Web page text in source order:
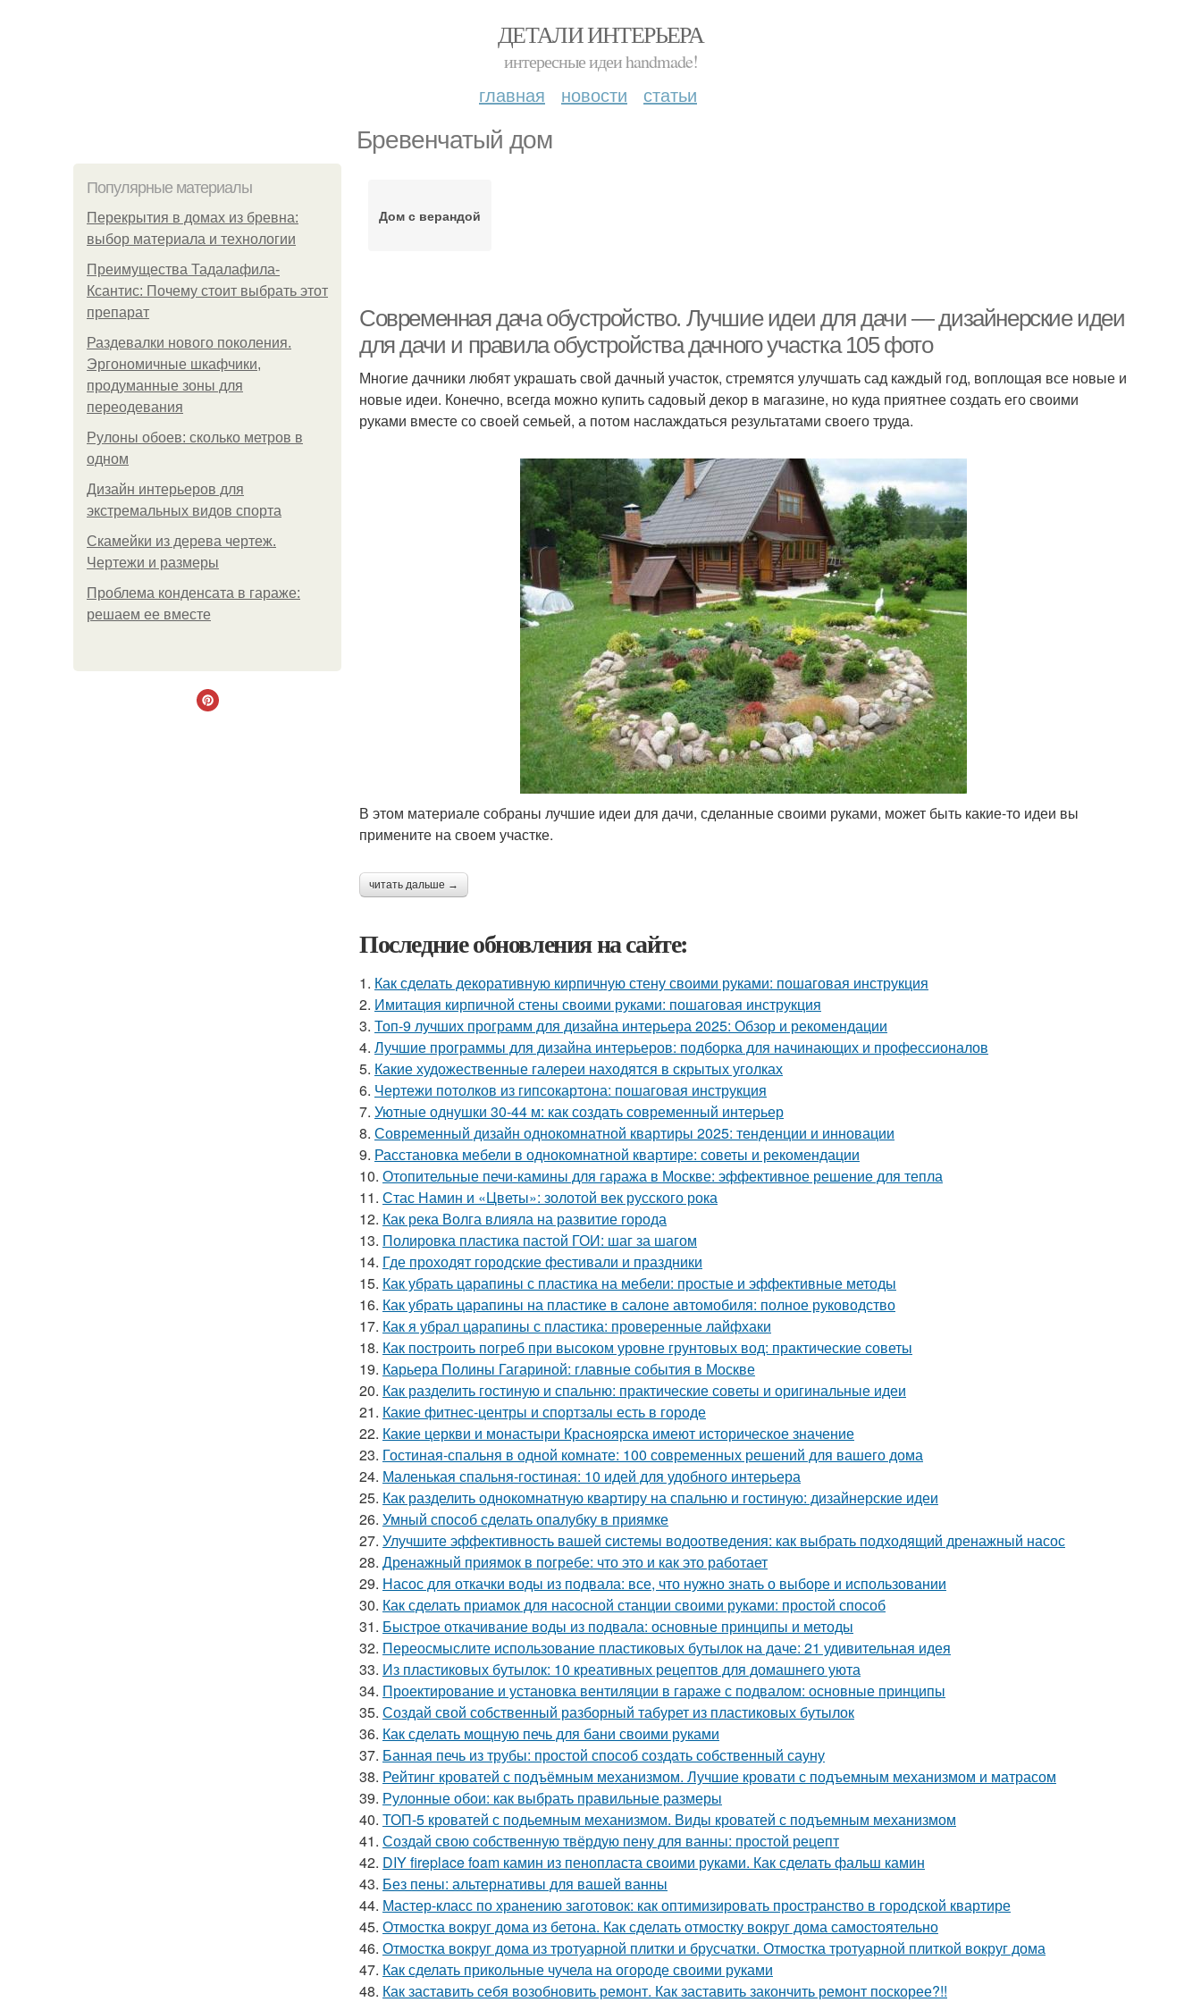
ДЕТАЛИ ИНТЕРЬЕРА
интересные идеи handmade!
главная новости статьи
Бревенчатый дом
Популярные материалы
Перекрытия в домах из бревна:
выбор материала и технологии
Преимущества Тадалафила-
Ксантис: Почему стоит выбрать этот
препарат
Раздевалки нового поколения.
Эргономичные шкафчики,
продуманные зоны для
переодевания
Рулоны обоев: сколько метров в
одном
Дизайн интерьеров для
экстремальных видов спорта
Скамейки из дерева чертеж.
Чертежи и размеры
Проблема конденсата в гараже:
решаем ее вместе
Дом с верандой
Современная дача обустройство. Лучшие идеи для дачи — дизайнерские идеи
для дачи и правила обустройства дачного участка 105 фото
Многие дачники любят украшать свой дачный участок, стремятся улучшать сад каждый год, воплощая все новые и
новые идеи. Конечно, всегда можно купить садовый декор в магазине, но куда приятнее создать его своими
руками вместе со своей семьей, а потом наслаждаться результатами своего труда.
В этом материале собраны лучшие идеи для дачи, сделанные своими руками, может быть какие-то идеи вы
примените на своем участке.
читать дальше →
Последние обновления на сайте:
1. Как сделать декоративную кирпичную стену своими руками: пошаговая инструкция
2. Имитация кирпичной стены своими руками: пошаговая инструкция
3. Топ-9 лучших программ для дизайна интерьера 2025: Обзор и рекомендации
4. Лучшие программы для дизайна интерьеров: подборка для начинающих и профессионалов
5. Какие художественные галереи находятся в скрытых уголках
6. Чертежи потолков из гипсокартона: пошаговая инструкция
7. Уютные однушки 30-44 м: как создать современный интерьер
8. Современный дизайн однокомнатной квартиры 2025: тенденции и инновации
9. Расстановка мебели в однокомнатной квартире: советы и рекомендации
10. Отопительные печи-камины для гаража в Москве: эффективное решение для тепла
11. Стас Намин и «Цветы»: золотой век русского рока
12. Как река Волга влияла на развитие города
13. Полировка пластика пастой ГОИ: шаг за шагом
14. Где проходят городские фестивали и праздники
15. Как убрать царапины с пластика на мебели: простые и эффективные методы
16. Как убрать царапины на пластике в салоне автомобиля: полное руководство
17. Как я убрал царапины с пластика: проверенные лайфхаки
18. Как построить погреб при высоком уровне грунтовых вод: практические советы
19. Карьера Полины Гагариной: главные события в Москве
20. Как разделить гостиную и спальню: практические советы и оригинальные идеи
21. Какие фитнес-центры и спортзалы есть в городе
22. Какие церкви и монастыри Красноярска имеют историческое значение
23. Гостиная-спальня в одной комнате: 100 современных решений для вашего дома
24. Маленькая спальня-гостиная: 10 идей для удобного интерьера
25. Как разделить однокомнатную квартиру на спальню и гостиную: дизайнерские идеи
26. Умный способ сделать опалубку в приямке
27. Улучшите эффективность вашей системы водоотведения: как выбрать подходящий дренажный насос
28. Дренажный приямок в погребе: что это и как это работает
29. Насос для откачки воды из подвала: все, что нужно знать о выборе и использовании
30. Как сделать приамок для насосной станции своими руками: простой способ
31. Быстрое откачивание воды из подвала: основные принципы и методы
32. Переосмыслите использование пластиковых бутылок на даче: 21 удивительная идея
33. Из пластиковых бутылок: 10 креативных рецептов для домашнего уюта
34. Проектирование и установка вентиляции в гараже с подвалом: основные принципы
35. Создай свой собственный разборный табурет из пластиковых бутылок
36. Как сделать мощную печь для бани своими руками
37. Банная печь из трубы: простой способ создать собственный сауну
38. Рейтинг кроватей с подъёмным механизмом. Лучшие кровати с подъемным механизмом и матрасом
39. Рулонные обои: как выбрать правильные размеры
40. ТОП-5 кроватей с подьемным механизмом. Виды кроватей с подъемным механизмом
41. Создай свою собственную твёрдую пену для ванны: простой рецепт
42. DIY fireplace foam камин из пенопласта своими руками. Как сделать фальш камин
43. Без пены: альтернативы для вашей ванны
44. Мастер-класс по хранению заготовок: как оптимизировать пространство в городской квартире
45. Отмостка вокруг дома из бетона. Как сделать отмостку вокруг дома самостоятельно
46. Отмостка вокруг дома из тротуарной плитки и брусчатки. Отмостка тротуарной плиткой вокруг дома
47. Как сделать прикольные чучела на огороде своими руками
48. Как заставить себя возобновить ремонт. Как заставить закончить ремонт поскорее?!!